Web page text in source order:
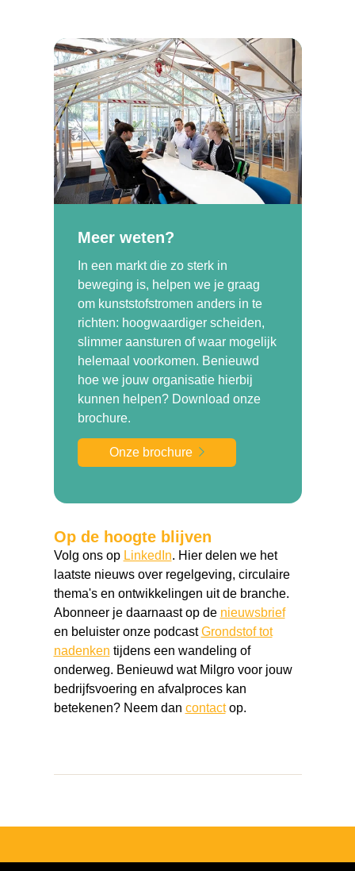
Meer weten?
In een markt die zo sterk in
beweging is, helpen we je graag
om kunststofstromen anders in te
richten: hoogwaardiger scheiden,
slimmer aansturen of waar mogelijk
helemaal voorkomen. Benieuwd
hoe we jouw organisatie hierbij
kunnen helpen? Download onze
brochure.
Onze brochure
Op de hoogte blijven
Volg ons op LinkedIn. Hier delen we het
laatste nieuws over regelgeving, circulaire
thema's en ontwikkelingen uit de branche.
Abonneer je daarnaast op de nieuwsbrief
en beluister onze podcastGrondstof tot
nadenken tijdens een wandeling of
onderweg. Benieuwd wat Milgro voor jouw
bedrijfsvoering en afvalproces kan
betekenen? Neem dan contactop.